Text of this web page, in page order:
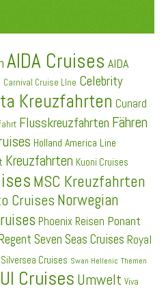
AIDA Cruises AIDA
Carnival Cruise LIne Celebrity
Kreuzfahrten Cunard
Flusskreuzfahrten Fähren
Holland America Line
Kreuzfahrten Kuoni Cruises
MSC Kreuzfahrten
Cruises Norwegian
Phoenix Reisen Ponant
Seven Seas Cruises Royal
Silversea Cruises Swan Hellenic Themen
Cruises Umwelt Viva